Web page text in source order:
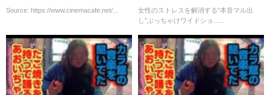
本莉子＆松田元太の脇を固める
Source: https://www.cinemacafe.net/...
リモート出演! 2020年5月29日
女性のストレスを解消する“本音マル出
し”ぶっちゃけワイドショ......